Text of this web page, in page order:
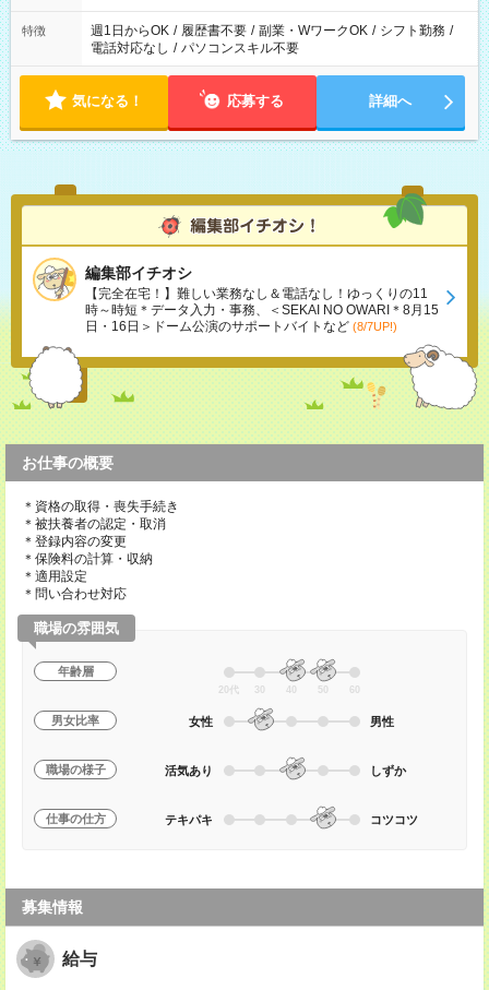
特徴 週1日からOK / 履歴書不要 / 副業・WワークOK / シフト勤務 /
電話対応なし / パソコンスキル不要
気になる！ 応募する 詳細へ
編集部イチオシ
【完全在宅！】難しい業務なし＆電話なし！ゆっくりの11
時～時短＊データ入力・事務、＜SEKAI NO OWARI＊8月15
日・16日＞ドーム公演のサポートバイトなど (8/7UP!)
お仕事の概要
＊資格の取得・喪失手続き
＊被扶養者の認定・取消
＊登録内容の変更
＊保険料の計算・収納
＊適用設定
＊問い合わせ対応
職場の雰囲気
年齢層
20代 30 40 50 60
男女比率 女性 男性
職場の様子 活気あり しずか
仕事の仕方 テキパキ コツコツ
募集情報
給与